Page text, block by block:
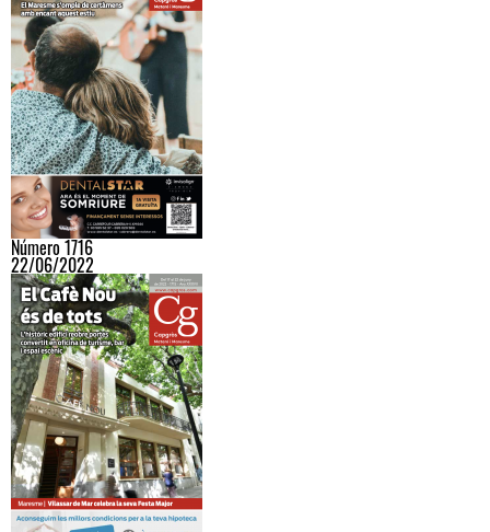
Número 1716
22/06/2022